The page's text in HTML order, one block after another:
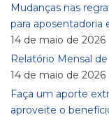
Mudanças nas
para aposentadoria
14 de maio de 2026
Relatório Mensal
14 de maio de 2026
Faça um aporte
aproveite o